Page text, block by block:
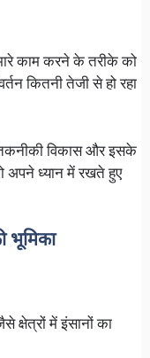
काम करने के तरीके को
कितनी तेजी से हो रहा
विकास और इसके
अपने ध्यान में रखते हुए
भूमिका
में इंसानों का